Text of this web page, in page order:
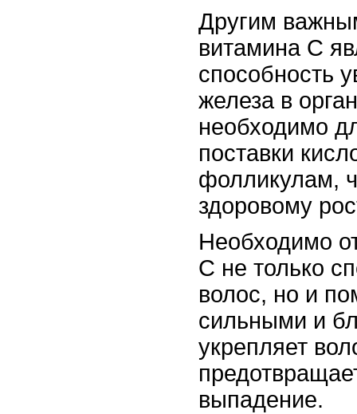
Другим
витамина С
способность
железа в
необходимо
поставки
фолликулам,
здоровому
Необходимо
С не только
волос, но и
сильными и
укрепляет
выпадение.